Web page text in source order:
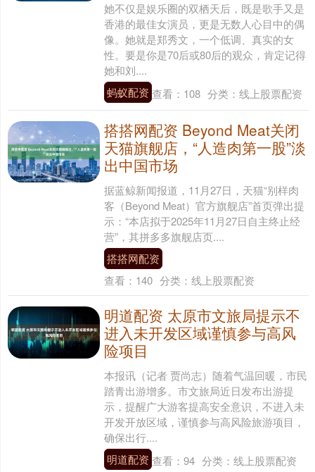
她不仅是娱乐圈的双栖天后，既是歌手又是
香港的最佳女演员，更是无数人心目中的偶
像。她就是郑秀文，一个低调、真实的女
性。要是你是70后或80后的观众，肯定记得
她和刘....
蚂蚁配资 查看： 108 分类： 线上股票配资
搭搭网配资 Beyond Meat关闭
天猫旗舰店，“人造肉第一股”淡
出中国市场
据蓝鲸新闻报道，11月27日，天猫“别样肉
客（Beyond Meat）官方旗舰店”首页弹出提
示：“本店拟于2025年11月27日自主终止经
营”，其拼多多旗舰店页....
搭搭网配资
查看： 140 分类： 线上股票配资
明道配资 太原市文旅局提示不
进入未开发区域谨慎参与高风
险项目
本报讯（记者 贾尚志）随着气温回暖，市民
踏青出游增多。市文旅局近日发布出游提
示，提醒广大游客提高安全意识，不进入未
开发开放区域，谨慎参与高风险旅游项目，
确保出行....
明道配资 查看： 94 分类： 线上股票配资